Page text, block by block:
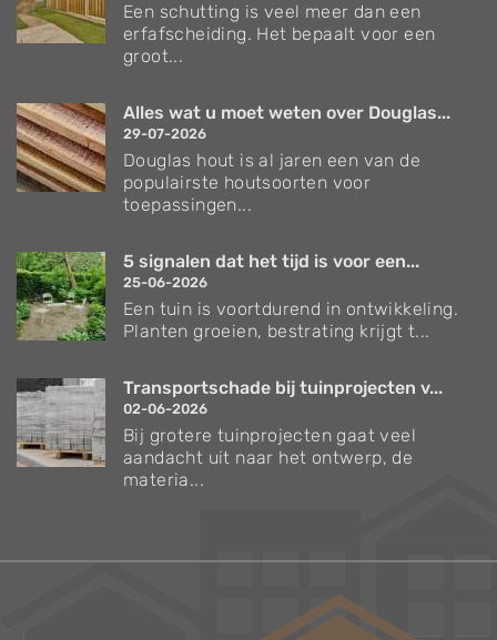
Een schutting is veel meer dan een
erfafscheiding. Het bepaalt voor een
groot...
Alles wat u moet weten over Douglas...
29-07-2026
Douglas hout is al jaren een van de
populairste houtsoorten voor
toepassingen...
5 signalen dat het tijd is voor een...
25-06-2026
Een tuin is voortdurend in ontwikkeling.
Planten groeien, bestrating krijgt t...
Transportschade bij tuinprojecten v...
02-06-2026
Bij grotere tuinprojecten gaat veel
aandacht uit naar het ontwerp, de
materia...